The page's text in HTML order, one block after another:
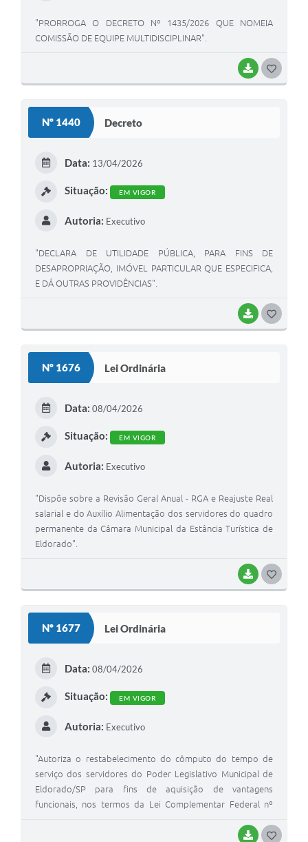
BAIXAR
"PRORROGA O DECRETO Nº 1435/2026 QUE NOMEIA
COMISSÃO DE EQUIPE MULTIDISCIPLINAR".
Nº 1440 Decreto
BAIXAR
Data: 13/04/2026
Situação: EM VIGOR
Autoria: Executivo
"DECLARA DE UTILIDADE PÚBLICA, PARA FINS DE
DESAPROPRIAÇÃO, IMÓVEL PARTICULAR QUE ESPECIFICA,
E DÁ OUTRAS PROVIDÊNCIAS".
Nº 1676 Lei Ordinária
BAIXAR
Data: 08/04/2026
Situação: EM VIGOR
Autoria: Executivo
"Dispõe sobre a Revisão Geral Anual - RGA e Reajuste Real
salarial e do Auxílio Alimentação dos servidores do quadro
permanente da Câmara Municipal da Estância Turística de
Eldorado".
Nº 1677 Lei Ordinária
BAIXAR
Data: 08/04/2026
Situação: EM VIGOR
Autoria: Executivo
"Autoriza o restabelecimento do cômputo do tempo de
serviço dos servidores do Poder Legislativo Municipal de
Eldorado/SP para fins de aquisição de vantagens
funcionais, nos termos da Lei Complementar Federal nº
condicionado à disponibilidade orçamentária e dá outras